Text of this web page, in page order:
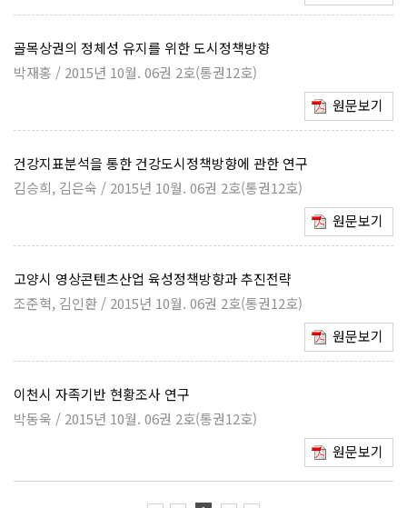
골목상권의 정체성 유지를 위한 도시정책방향
박재홍 / 2015년 10월. 06권 2호(통권12호)
원문보기
건강지표분석을 통한 건강도시정책방향에 관한 연구
김승희, 김은숙 / 2015년 10월. 06권 2호(통권12호)
원문보기
고양시 영상콘텐츠산업 육성정책방향과 추진전략
조준혁, 김인환 / 2015년 10월. 06권 2호(통권12호)
원문보기
이천시 자족기반 현황조사 연구
박동욱 / 2015년 10월. 06권 2호(통권12호)
원문보기